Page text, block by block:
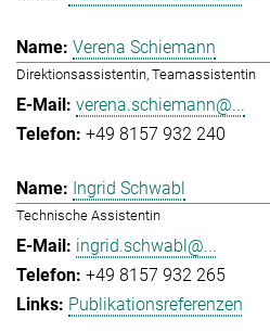
Verena Schiemann
Direktionsassistentin, Teamassistentin
verena.schiemann@...
+49 8157 932 240
Ingrid Schwabl
Technische Assistentin
ingrid.schwabl@...
+49 8157 932 265
Publikationsreferenzen